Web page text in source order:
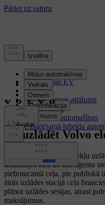
Elektrifikācija
Kā darbojas EV
Uzlāde
Nobraucamais attālums
Akumulators
Elektriskās automašīnas
Uzlādējamā hibrīda
Kā uzlādēt Volvo
Elektrisko transportlīdzekļu
izmantojot ātru un inteliģentu
piebraucamā ceļa, pie publiskā
ātrās uzlādes stacijā ceļa
plānot uzlādes sesijas, atrast
maksājumus.